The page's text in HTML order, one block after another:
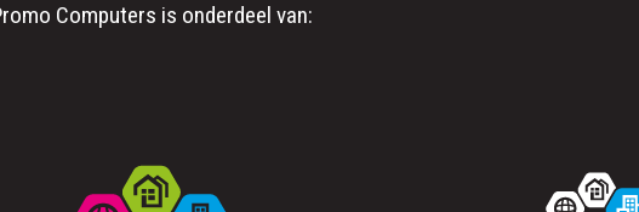
Computers is onderdeel van: